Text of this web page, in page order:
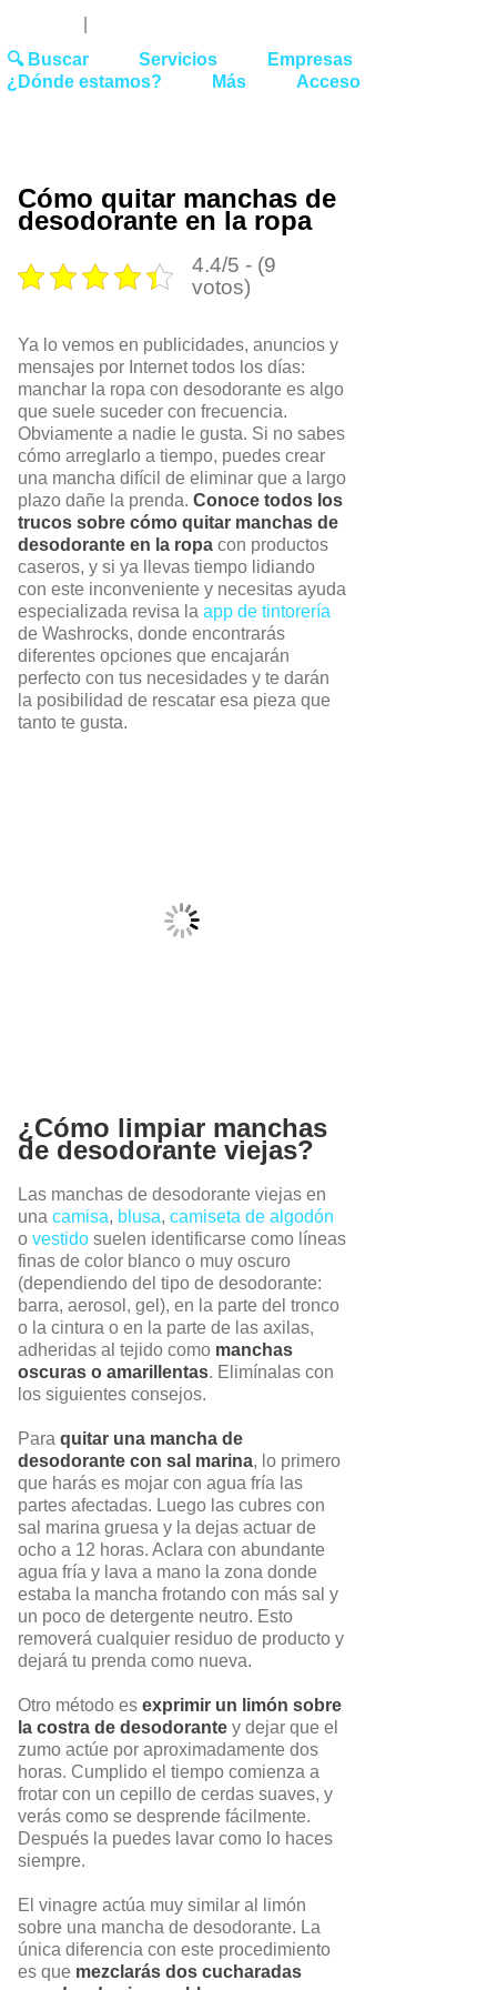
🔍 Buscar Servicios
Empresas
¿Dónde estamos?
Más Acceso
Cómo quitar manchas de
desodorante en la ropa
4.4/5 - (9
votos)
Ya lo vemos en publicidades, anuncios y
mensajes por Internet todos los días:
manchar la ropa con desodorante es algo
que suele suceder con frecuencia.
Obviamente a nadie le gusta. Si no sabes
cómo arreglarlo a tiempo, puedes crear
una mancha difícil de eliminar que a largo
plazo dañe la prenda. Conoce todos los
trucos sobre cómo quitar manchas de
desodorante en la ropa con productos
caseros, y si ya llevas tiempo lidiando
con este inconveniente y necesitas ayuda
especializada revisa la app de tintorería
de Washrocks, donde encontrarás
diferentes opciones que encajarán
perfecto con tus necesidades y te darán
la posibilidad de rescatar esa pieza que
tanto te gusta.
¿Cómo limpiar manchas
de desodorante viejas?
Las manchas de desodorante viejas en
una camisa, blusa, camiseta de algodón
o vestido suelen identificarse como líneas
finas de color blanco o muy oscuro
(dependiendo del tipo de desodorante:
barra, aerosol, gel), en la parte del tronco
o la cintura o en la parte de las axilas,
adheridas al tejido como manchas
oscuras o amarillentas. Elimínalas con
los siguientes consejos.
Para quitar una mancha de
desodorante con sal marina, lo primero
que harás es mojar con agua fría las
partes afectadas. Luego las cubres con
sal marina gruesa y la dejas actuar de
ocho a 12 horas. Aclara con abundante
agua fría y lava a mano la zona donde
estaba la mancha frotando con más sal y
un poco de detergente neutro. Esto
removerá cualquier residuo de producto y
dejará tu prenda como nueva.
Otro método es exprimir un limón sobre
la costra de desodorante y dejar que el
zumo actúe por aproximadamente dos
horas. Cumplido el tiempo comienza a
frotar con un cepillo de cerdas suaves, y
verás como se desprende fácilmente.
Después la puedes lavar como lo haces
siempre.
El vinagre actúa muy similar al limón
sobre una mancha de desodorante. La
única diferencia con este procedimiento
es que mezclarás dos cucharadas